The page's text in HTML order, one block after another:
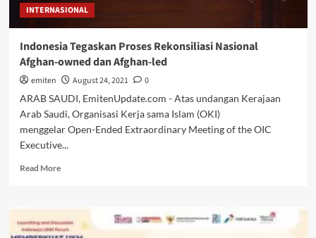
INTERNASIONAL
Indonesia Tegaskan Proses Rekonsiliasi Nasional
Afghan-owned dan Afghan-led
emiten August 24, 2021
0
ARAB SAUDI, EmitenUpdate.com - Atas undangan Kerajaan
Arab Saudi, Organisasi Kerja sama Islam (OKI)
menggelar Open-Ended Extraordinary Meeting of the OIC
Executive...
Read MoreRead
Tegaskan
Proses